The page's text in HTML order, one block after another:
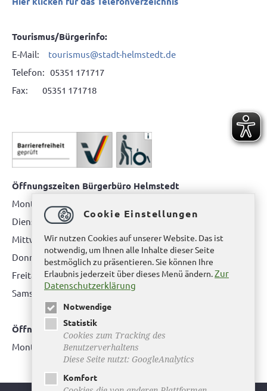
Tourismus/Bürgerinfo:
E-Mail: tourismus@stadt-helmstedt.de
Telefon: 05351 171717
Fax: 05351 171718
Öffnungszeiten Bürgerbüro Helmstedt
Montag: 08.00 bis 12.00 Uhr
Dienstag: 08.00 bis 12.00 Uhr & 15.00 Uhr bis 17.00 Uhr
Mittwoch: nur nach Terminvereinbarung
Donnerstag: 08.00 bis 12.00 Uhr & 14.00 Uhr bis 16.00 Uhr
Freitag: nur nach Terminvereinbarung
Samstag:bitte hier klicken
Öffnungszeiten Bürgerbüro Büddenstedt
Montag: 14:00 bis 16:00 Uhr
Cookie Einstellungen
Wir nutzen Cookies auf unserer Website. Das ist
notwendig, um Ihnen alle Inhalte dieser Seite
bestmöglich zu präsentieren. Sie können Ihre
Erlaubnis jederzeit über dieses Menü ändern.Zur
Datenschutzerklärung
Notwendige
Statistik
Cookies zum Tracking des
Benutzerverhaltens
Diese Seite nutzt: GoogleAnalytics
Komfort